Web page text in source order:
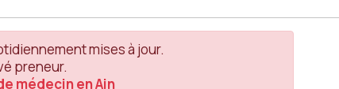
mises à jour.
preneur.
médecin en Ain